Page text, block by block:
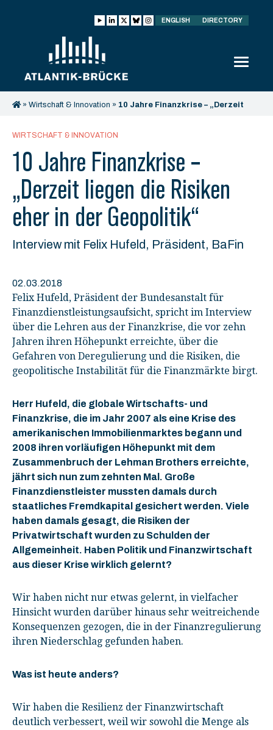
ENGLISH DIRECTORY
» Wirtschaft & Innovation » 10 Jahre Finanzkrise – „Derzeit
WIRTSCHAFT & INNOVATION
10 Jahre Finanzkrise –
„Derzeit liegen die Risiken
eher in der Geopolitik“
Interview mit Felix Hufeld, Präsident, BaFin
02.03.2018
Felix Hufeld, Präsident der Bundesanstalt für
Finanzdienstleistungsaufsicht, spricht im Interview
über die Lehren aus der Finanzkrise, die vor zehn
Jahren ihren Höhepunkt erreichte, über die
Gefahren von Deregulierung und die Risiken, die
geopolitische Instabilität für die Finanzmärkte birgt.
Herr Hufeld, die globale Wirtschafts- und
Finanzkrise, die im Jahr 2007 als eine Krise des
amerikanischen Immobilienmarktes begann und
2008 ihren vorläufigen Höhepunkt mit dem
Zusammenbruch der Lehman Brothers erreichte,
jährt sich nun zum zehnten Mal. Große
Finanzdienstleister mussten damals durch
staatliches Fremdkapital gesichert werden. Viele
haben damals gesagt, die Risiken der
Privatwirtschaft wurden zu Schulden der
Allgemeinheit. Haben Politik und Finanzwirtschaft
aus dieser Krise wirklich gelernt?
Wir haben nicht nur etwas gelernt, in vielfacher
Hinsicht wurden darüber hinaus sehr weitreichende
Konsequenzen gezogen, die in der Finanzregulierung
ihren Niederschlag gefunden haben.
Was ist heute anders?
Wir haben die Resilienz der Finanzwirtschaft
deutlich verbessert, weil wir sowohl die Menge als